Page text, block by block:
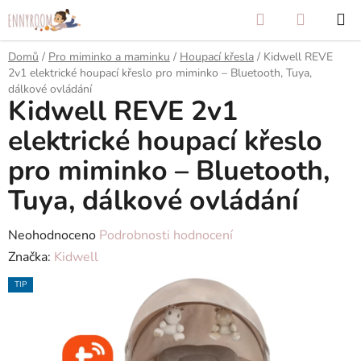
na
obsah
Hledat
KOŠÍK
Domů / Pro miminko a maminku / Houpací křesla / Kidwell REVE
2v1 elektrické houpací křeslo pro miminko – Bluetooth, Tuya,
dálkové ovládání
Kidwell REVE 2v1
elektrické houpací křeslo
pro miminko – Bluetooth,
Tuya, dálkové ovládání
Průměrné
hodnocení
produktu
Neohodnoceno Podrobnosti hodnocení
Značka: Kidwell
TIP